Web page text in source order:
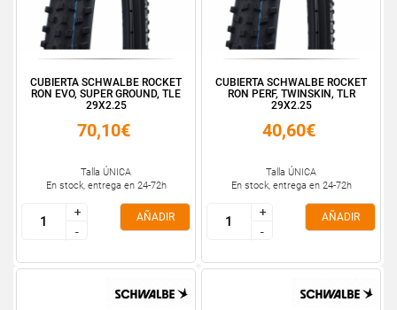
CUBIERTA SCHWALBE ROCKET
RON EVO, SUPER GROUND, TLE
29X2.25
70,10€
Talla ÚNICA
En stock, entrega en 24-72h
+
-
+
-
AÑADIR
CUBIERTA SCHWALBE ROCKET
RON PERF, TWINSKIN, TLR
29X2.25
40,60€
Talla ÚNICA
En stock, entrega en 24-72h
+
-
+
-
AÑADIR